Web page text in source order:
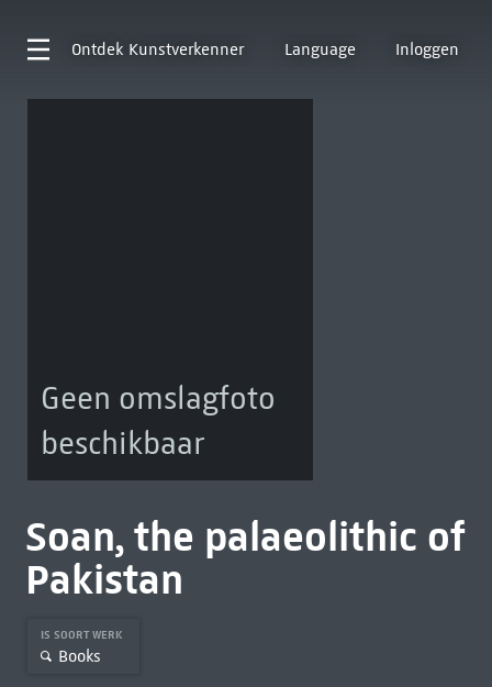
Ontdek Kunstverkenner Language Inloggen
Geen omslagfoto
beschikbaar
Soan, the palaeolithic of
Pakistan
IS SOORT WERK
Books